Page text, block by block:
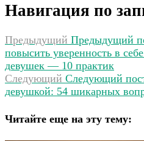
Навигация по
Предыдущий Предыдущий
повысить уверенность в
девушек — 10 практик
Следующий Следующий
девушкой: 54 шикарных
Читайте еще на эту тему: